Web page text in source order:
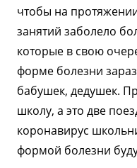
чтобы на
занятий заболело
которые в свою
форме болезни
бабушек, дедушек.
школу, а это две
коронавирус
формой болезни